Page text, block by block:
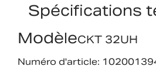
Spécifications
ModèleCKT 32UH
Numéro d'article: